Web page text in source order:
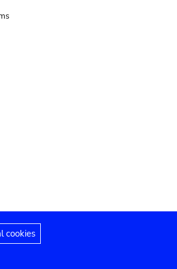
zur Barrierefreiheit
cookies